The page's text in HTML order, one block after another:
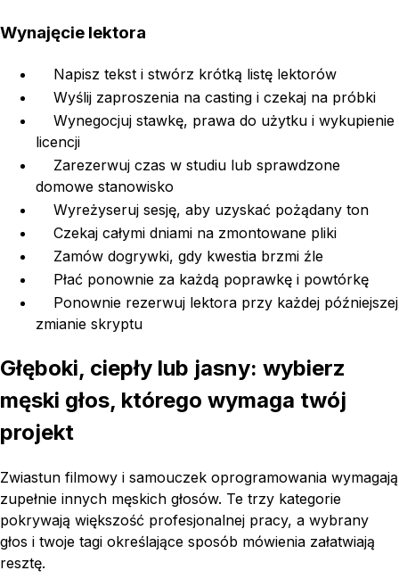
Wynajęcie lektora
Napisz tekst i stwórz krótką listę lektorów
Wyślij zaproszenia na casting i czekaj na próbki
Wynegocjuj stawkę, prawa do użytku i wykupienie
licencji
Zarezerwuj czas w studiu lub sprawdzone
domowe stanowisko
Wyreżyseruj sesję, aby uzyskać pożądany ton
Czekaj całymi dniami na zmontowane pliki
Zamów dogrywki, gdy kwestia brzmi źle
Płać ponownie za każdą poprawkę i powtórkę
Ponownie rezerwuj lektora przy każdej późniejszej
zmianie skryptu
Głęboki, ciepły lub jasny: wybierz
męski głos, którego wymaga twój
projekt
Zwiastun filmowy i samouczek oprogramowania wymagają
zupełnie innych męskich głosów. Te trzy kategorie
pokrywają większość profesjonalnej pracy, a wybrany
głos i twoje tagi określające sposób mówienia załatwiają
resztę.